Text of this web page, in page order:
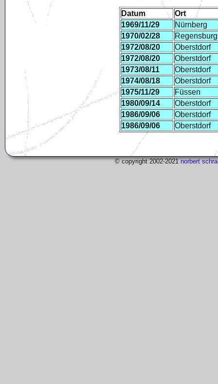
Datum
Ort
1969/11/29
Nürnberg
1970/02/28
Regensburg
1972/08/20
Oberstdorf
1972/08/20
Oberstdorf
1973/08/11
Oberstdorf
1974/08/18
Oberstdorf
1975/11/29
Füssen
1980/09/14
Oberstdorf
1986/09/06
Oberstdorf
1986/09/06
Oberstdorf
© copyright 2002-2021norbert